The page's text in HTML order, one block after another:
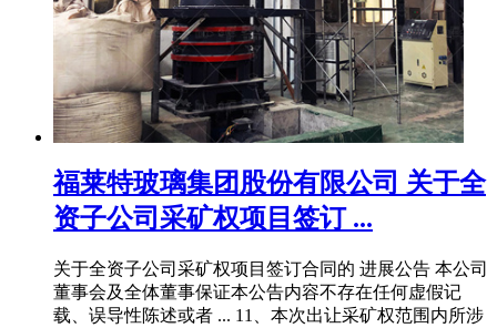
福莱特玻璃集团股份有限公司 关于全
资子公司采矿权项目签订 ...
关于全资子公司采矿权项目签订合同的 进展公告 本公司
董事会及全体董事保证本公告内容不存在任何虚假记
载、误导性陈述或者 ... 11、本次出让采矿权范围内所涉